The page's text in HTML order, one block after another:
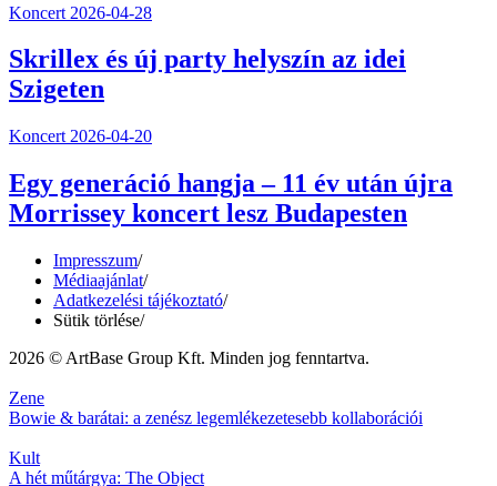
Koncert 2026-04-28
Skrillex és új party helyszín az idei
Szigeten
Koncert 2026-04-20
Egy generáció hangja – 11 év után újra
Morrissey koncert lesz Budapesten
Impresszum/
Médiaajánlat/
Adatkezelési tájékoztató/
Sütik törlése/
2026 © ArtBase Group Kft. Minden jog fenntartva.
Zene
Bowie & barátai: a zenész legemlékezetesebb kollaborációi
Kult
A hét műtárgya: The Object